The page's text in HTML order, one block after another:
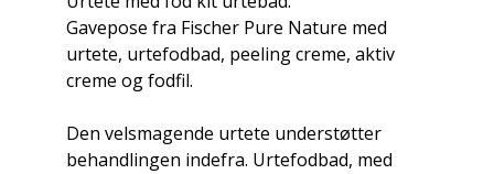
Gavepose fra Fischer Pure Nature med
urtete, urtefodbad, peeling creme, aktiv
creme og fodfil.
Den velsmagende urtete understøtter
behandlingen indefra. Urtefodbad, med